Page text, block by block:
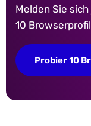
Melden Sie
10
Probier 10